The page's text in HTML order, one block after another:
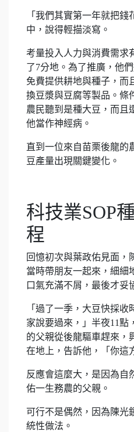
「我們其實第一年就把
中，說得輕描淡寫。
考量投入人力與消費需求
了7分地。為了推廣，他
免費提供耕地與種子，而
換豆漿與豆腐等製品。條
農民聽到是種大豆，而且
他當作神經病。
直到一位來自苗栗後龍的
豆產量出現關鍵變化。
科技業SOP
程
回憶初次與葉政佑見面，
當時帶朋友一起來，細細
口氣充滿不屑，最後才妥
「過了一季，大豆快採
家說要過來，」半夜11點
的父親從後龍驅車趕來，
在地上，告訴他，「你這
反應會這麼大，是因為自
佑一生務農的父親。
可行不是偶然，因為陳光
統性做法。